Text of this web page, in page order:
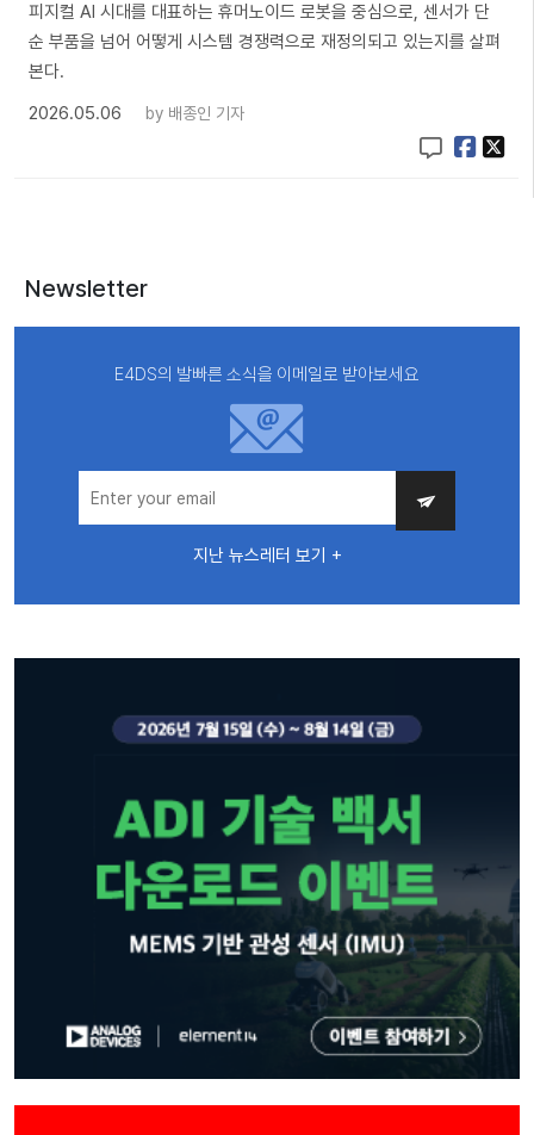
피지컬 AI 시대를 대표하는 휴머노이드 로봇을 중심으로, 센서가 단
순 부품을 넘어 어떻게 시스템 경쟁력으로 재정의되고 있는지를 살펴
본다.
2026.05.06
by 배종인 기자
Newsletter
E4DS의 발빠른 소식을 이메일로 받아보세요
지난 뉴스레터 보기 +